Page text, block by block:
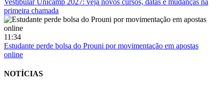
Vestibular Unicamp 2027: veja novos cursos, datas e mudanças na
primeira chamada
11:34
Estudante perde bolsa do Prouni por movimentação em apostas
online
NOTÍCIAS